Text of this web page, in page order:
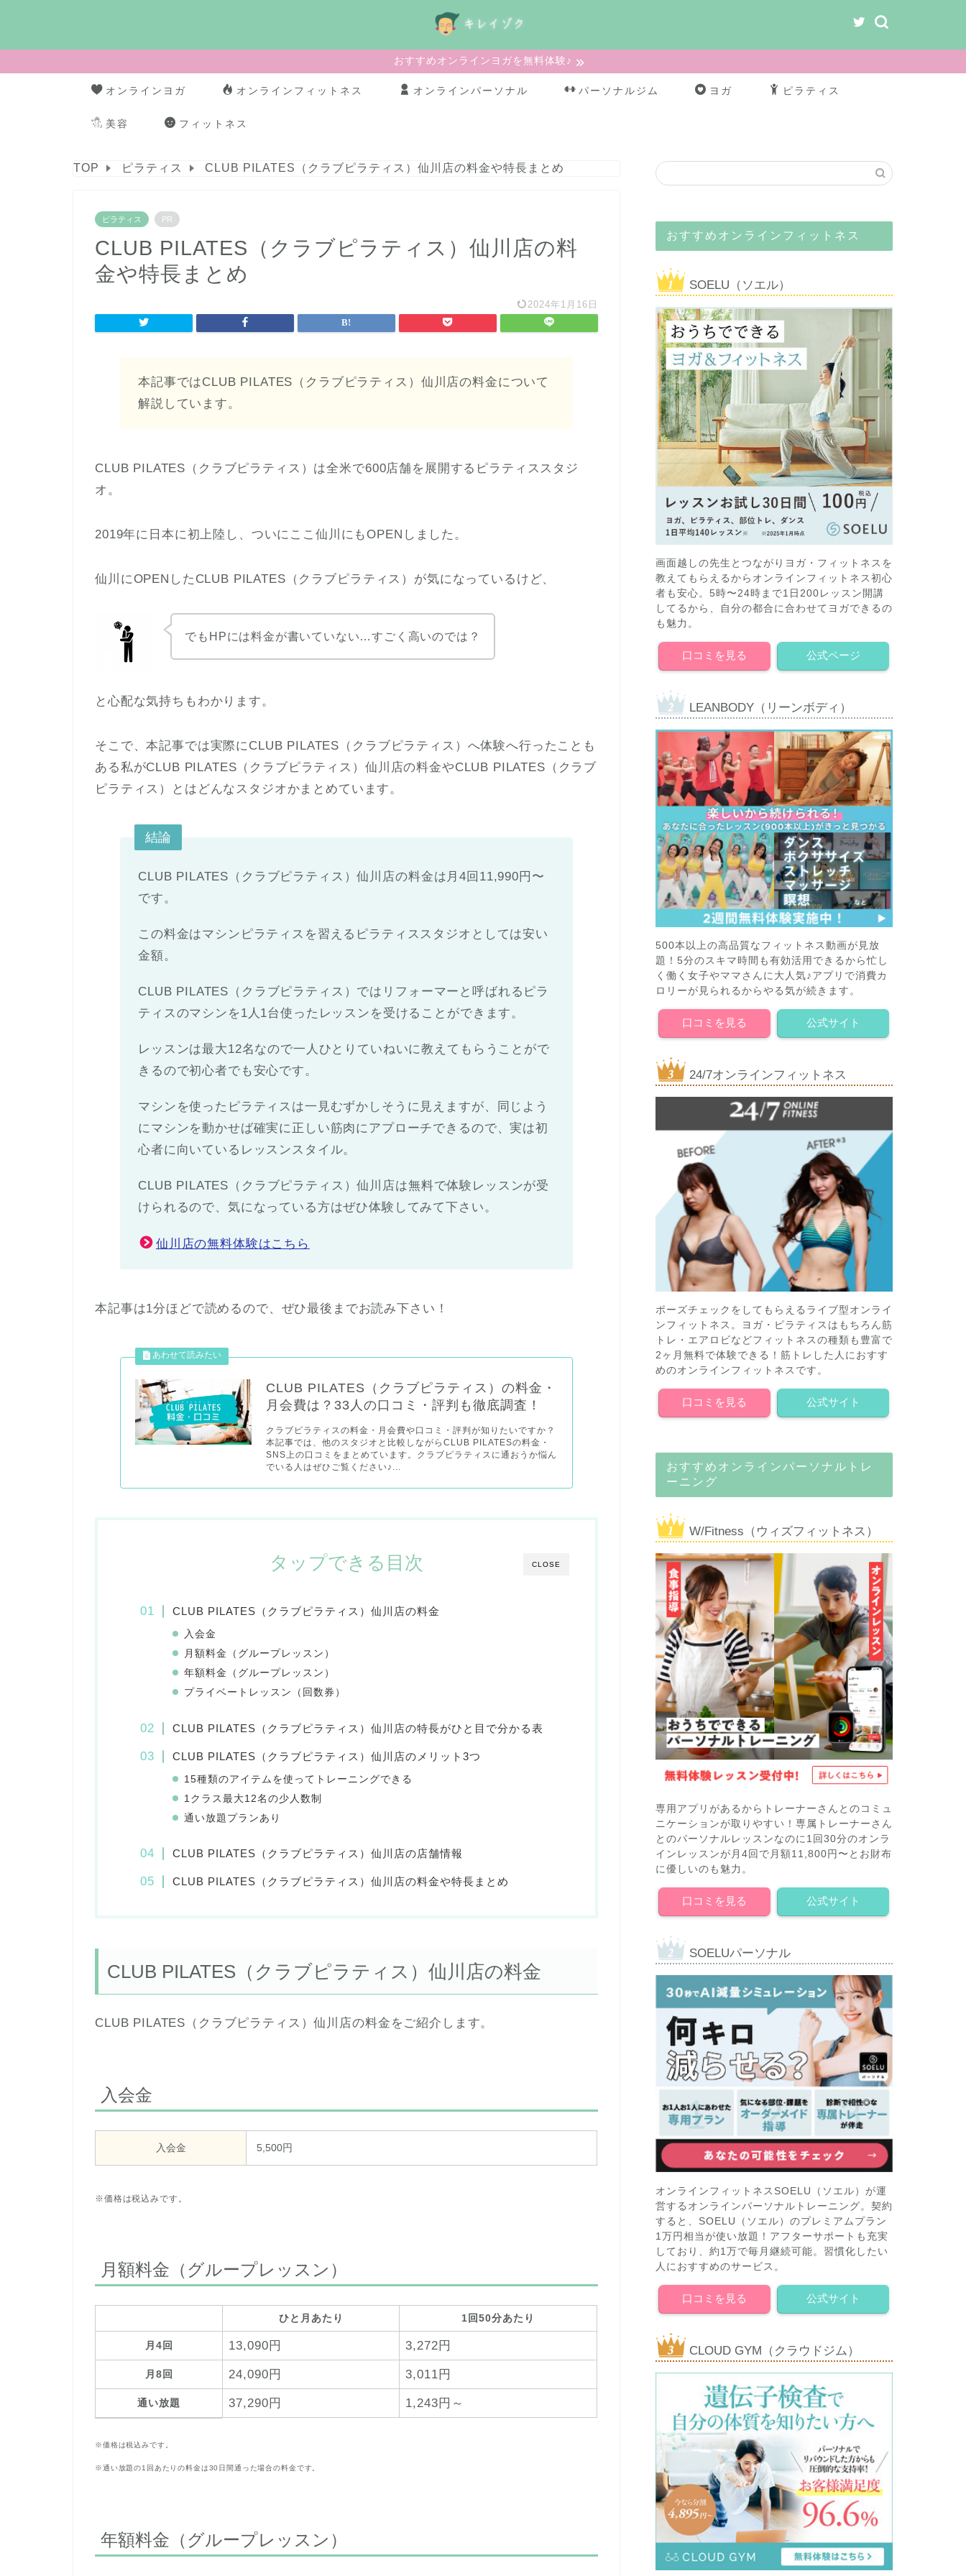
おすすめオンラインヨガを無料体験♪
オンラインヨガ オンラインフィットネス オンラインパーソナル パーソナルジム ヨガ ピラティス
美容 フィットネス
TOP ピラティス CLUB PILATES（クラブピラティス）仙川店の料金や特長まとめ
ピラティス PR
CLUB PILATES（クラブピラティス）仙川店の料
金や特長まとめ
2024年1月16日
本記事ではCLUB PILATES（クラブピラティス）仙川店の料金について
解説しています。
CLUB PILATES（クラブピラティス）は全米で600店舗を展開するピラティススタジ
オ。
2019年に日本に初上陸し、ついにここ仙川にもOPENしました。
仙川にOPENしたCLUB PILATES（クラブピラティス）が気になっているけど、
でもHPには料金が書いていない…すごく高いのでは？
と心配な気持ちもわかります。
そこで、本記事では実際にCLUB PILATES（クラブピラティス）へ体験へ行ったことも
ある私がCLUB PILATES（クラブピラティス）仙川店の料金やCLUB PILATES（クラブ
ピラティス）とはどんなスタジオかまとめています。
結論
CLUB PILATES（クラブピラティス）仙川店の料金は月4回11,990円〜
です。
この料金はマシンピラティスを習えるピラティススタジオとしては安い
金額。
CLUB PILATES（クラブピラティス）ではリフォーマーと呼ばれるピラ
ティスのマシンを1人1台使ったレッスンを受けることができます。
レッスンは最大12名なので一人ひとりていねいに教えてもらうことがで
きるので初心者でも安心です。
マシンを使ったピラティスは一見むずかしそうに見えますが、同じよう
にマシンを動かせば確実に正しい筋肉にアプローチできるので、実は初
心者に向いているレッスンスタイル。
CLUB PILATES（クラブピラティス）仙川店は無料で体験レッスンが受
けられるので、気になっている方はぜひ体験してみて下さい。
仙川店の無料体験はこちら
本記事は1分ほどで読めるので、ぜひ最後までお読み下さい！
CLUB PILATES（クラブピラティス）の料金・
月会費は？33人の口コミ・評判も徹底調査！
クラブピラティスの料金・月会費や口コミ・評判が知りたいですか？
本記事では、他のスタジオと比較しながらCLUB PILATESの料金・
SNS上の口コミをまとめています。クラブピラティスに通おうか悩ん
でいる人はぜひご覧ください♪...
CLOSE
タップできる目次
CLUB PILATES（クラブピラティス）仙川店の料金
入会金
月額料金（グループレッスン）
年額料金（グループレッスン）
プライベートレッスン（回数券）
CLUB PILATES（クラブピラティス）仙川店の特長がひと目で分かる表
CLUB PILATES（クラブピラティス）仙川店のメリット3つ
15種類のアイテムを使ってトレーニングできる
1クラス最大12名の少人数制
通い放題プランあり
CLUB PILATES（クラブピラティス）仙川店の店舗情報
CLUB PILATES（クラブピラティス）仙川店の料金や特長まとめ
CLUB PILATES（クラブピラティス）仙川店の料金
CLUB PILATES（クラブピラティス）仙川店の料金をご紹介します。
入会金
入会金 5,500円
※価格は税込みです。
月額料金（グループレッスン）
ひと月あたり 1回50分あたり
月4回 13,090円 3,272円
月8回 24,090円 3,011円
通い放題 37,290円 1,243円～
※価格は税込みです。
※通い放題の1回あたりの料金は30日間通った場合の料金です。
年額料金（グループレッスン）
おすすめオンラインフィットネス
SOELU（ソエル）
画面越しの先生とつながりヨガ・フィットネスを
教えてもらえるからオンラインフィットネス初心
者も安心。5時〜24時まで1日200レッスン開講
してるから、自分の都合に合わせてヨガできるの
も魅力。
口コミを見る 公式ページ
LEANBODY（リーンボディ）
500本以上の高品質なフィットネス動画が見放
題！5分のスキマ時間も有効活用できるから忙し
く働く女子やママさんに大人気♪アプリで消費カ
ロリーが見られるからやる気が続きます。
口コミを見る 公式サイト
24/7オンラインフィットネス
ポーズチェックをしてもらえるライブ型オンライ
ンフィットネス。ヨガ・ピラティスはもちろん筋
トレ・エアロビなどフィットネスの種類も豊富で
2ヶ月無料で体験できる！筋トレした人におすす
めのオンラインフィットネスです。
口コミを見る 公式サイト
おすすめオンラインパーソナルトレ
ーニング
W/Fitness（ウィズフィットネス）
専用アプリがあるからトレーナーさんとのコミュ
ニケーションが取りやすい！専属トレーナーさん
とのパーソナルレッスンなのに1回30分のオンラ
インレッスンが月4回で月額11,800円〜とお財布
に優しいのも魅力。
口コミを見る 公式サイト
SOELUパーソナル
オンラインフィットネスSOELU（ソエル）が運
営するオンラインパーソナルトレーニング。契約
すると、SOELU（ソエル）のプレミアムプラン
1万円相当が使い放題！アフターサポートも充実
しており、約1万で毎月継続可能。習慣化したい
人におすすめのサービス。
口コミを見る 公式サイト
CLOUD GYM（クラウドジム）